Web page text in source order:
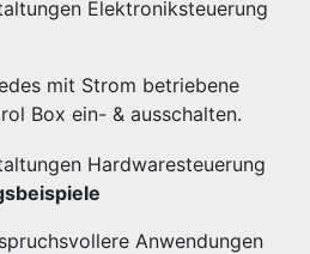
mit Strom betriebene
Box ein- & ausschalten.
Anwendungen